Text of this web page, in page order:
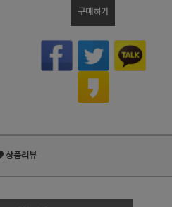
구매하기
상품리뷰